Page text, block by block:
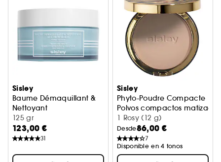
Sisley
Baume Démaquillant &
Nettoyant
Bálsamo con 3 aceites esenciales
125 gr
123,00 €
31
Sisley
Phyto-Poudre Compacte
Polvos compactos
1 Rosy (12 g)
Desde86,00 €
7
Disponible en 4 tonos